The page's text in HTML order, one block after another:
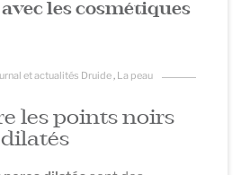
les cosmétiques
et actualités Druide, La peau
les points noirs
dilatés